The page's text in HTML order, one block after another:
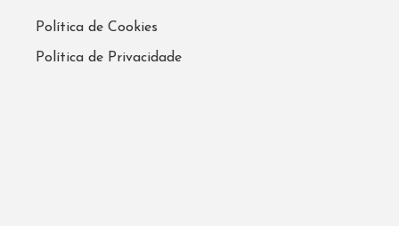
Política de Cookies
Política de Privacidade